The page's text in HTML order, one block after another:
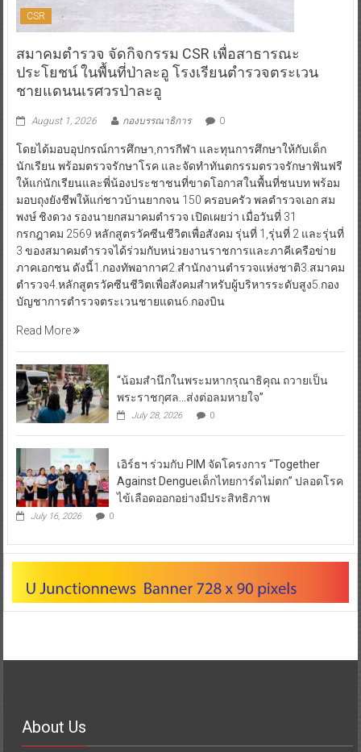
สมาคมตำรวจ จัดกิจกรรม CSR เพื่อสาธารณะ
ชายแดนนเรศวรป่าละอู
August 1, 2026 กองบรรณาธิการ
โดยได้มอบอุปกรณ์การศึกษา,การกีฬา และทุนการศึกษาให้กับเด็ก
ให้แก่นักเรียนและพี่น้องประชาชนที่ขาดโอกาสในพื้นที่ชนบท พร้อม
มอบถุงยังชีพให้แก่ชาวบ้านยากจน 150 ครอบครัว พลตำรวจเอก สม
พงษ์ ชิงดวง รองนายกสมาคมตำรวจ เปิดเผยว่า เมื่อวันที่ 31
กรกฎาคม 2569 หลักสูตรวัคซีนชีวิตเพื่อสังคม รุ่นที่ 1,รุ่นที่ 2 และรุ่นที่
3 ของสมาคมตำรวจได้ร่วมกับหน่วยงานราชการและภาคีเครือข่าย
ภาคเอกชน ดังนี้1.กองทัพอากาศ2.สำนักงานตำรวจแห่งชาติ3.สมาคม
ตำรวจ4.หลักสูตรวัคซีนชีวิตเพื่อสังคมสำหรับผู้บริหารระดับสูง5.กอง
บัญชาการตำรวจตระเวนชายแดน6.กองบิน
Read More
July 28, 2026 0
ไข้เลือดออกอย่างมีประสิทธิภาพ
July 16, 2026 0